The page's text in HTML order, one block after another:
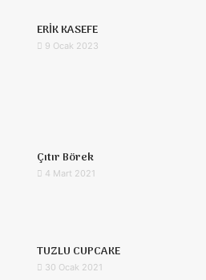
ERİK KASEFE
9 Ocak 2023
Çıtır Börek
4 Mart 2021
TUZLU CUPCAKE
30 Ocak 2021